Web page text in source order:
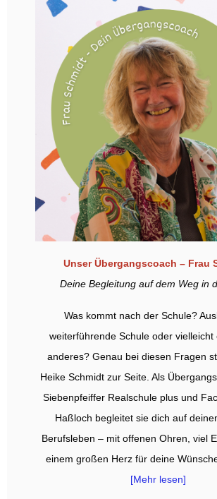
Unser Übergangscoach – Frau
Deine Begleitung auf dem Weg in
Was kommt nach der Schule?
weiterführende Schule oder vielleicht
anderes? Genau bei diesen Fragen
Heike Schmidt zur Seite. Als
Siebenpfeiffer Realschule plus und
Haßloch begleitet sie dich auf
Berufsleben – mit offenen Ohren, viel
einem großen Herz für deine
[Mehr lesen]